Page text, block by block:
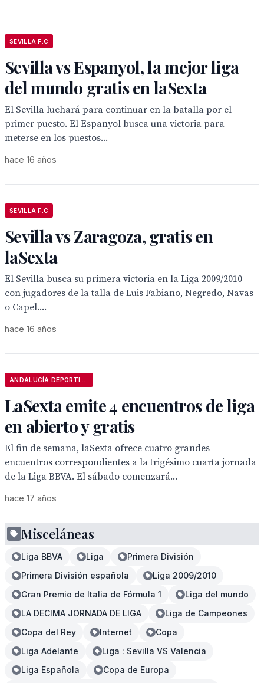
SEVILLA F.C
Sevilla vs Espanyol, la mejor liga
del mundo gratis en laSexta
El Sevilla luchará para continuar en la batalla por el
primer puesto. El Espanyol busca una victoria para
meterse en los puestos...
hace 16 años
SEVILLA F.C
Sevilla vs Zaragoza, gratis en
laSexta
El Sevilla busca su primera victoria en la Liga 2009/2010
con jugadores de la talla de Luis Fabiano, Negredo, Navas
o Capel....
hace 16 años
LaSexta emite 4 encuentros de liga
en abierto y gratis
El fin de semana, laSexta ofrece cuatro grandes
encuentros correspondientes a la trigésimo cuarta jornada
de la Liga BBVA. El sábado comenzará...
hace 17 años
Misceláneas
Liga BBVA Liga
Primera División
Primera División española
Liga 2009/2010
Gran Premio de Italia de Fórmula 1
Liga del mundo
LA DECIMA JORNADA DE LIGA
Liga de Campeones
Copa del Rey
Internet
Copa
Liga Adelante
Liga : Sevilla VS Valencia
Liga Española
Copa de Europa